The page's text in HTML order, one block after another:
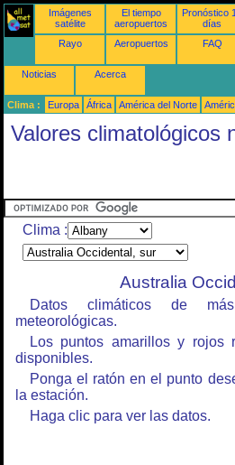
Imágenes
satélite
El tiempo
aeropuertos
Pronóstico
días
Rayo Aeropuertos FAQ
Noticias Acerca
Clima : Europa África América del Norte
Valores climatológicos
Clima :
Australia
Datos climáticos de
meteorológicas.
Los puntos amarillos y rojos
disponibles.
Ponga el ratón en el punto
la estación.
Haga clic para ver las datos.